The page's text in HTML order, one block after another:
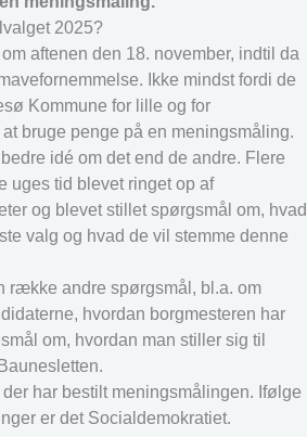
2025?
aftenen den 18. november, indtil da
Ikke mindst fordi de
Kommune for lille og for
bruge penge på en meningsmåling.
idé om det end de andre. Flere
uges tid blevet ringet op af
og blevet stillet spørgsmål om, hvad
valg og hvad de vil stemme denne
række andre spørgsmål, bl.a. om
hvordan borgmesteren har
om, hvordan man stiller sig til
har bestilt meningsmålingen. Ifølge
er det Socialdemokratiet.